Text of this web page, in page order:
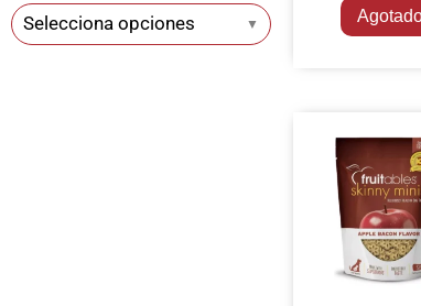
Selecciona opciones ▼